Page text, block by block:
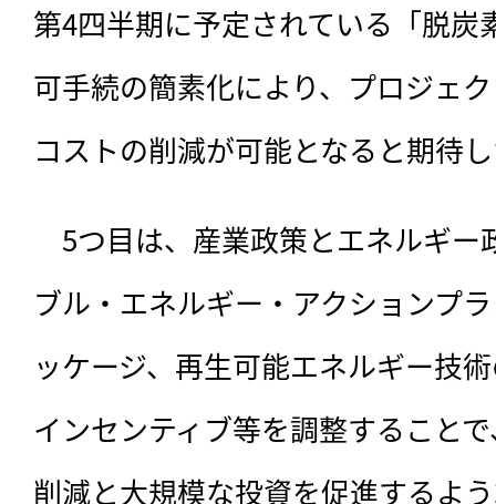
第4四半期に予定されている「脱炭
可手続の簡素化により、プロジェ
コストの削減が可能となると期待
5つ目は、産業政策とエネルギー
ブル・エネルギー・アクションプ
ッケージ、再生可能エネルギー技
インセンティブ等を調整すること
削減と大規模な投資を促進するよ